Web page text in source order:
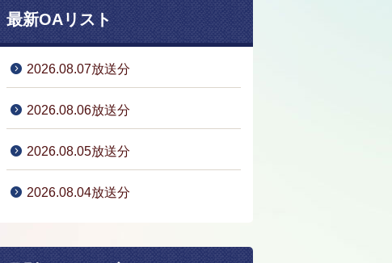
最新OAリスト
2026.08.07放送分
2026.08.06放送分
2026.08.05放送分
2026.08.04放送分